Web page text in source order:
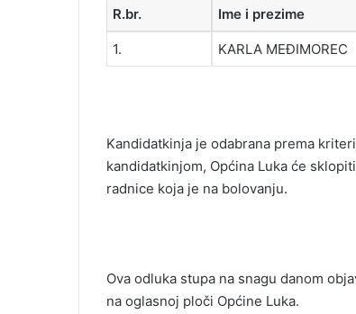
R.br. Ime i prezime
1. KARLA MEĐIMOREC
Kandidatkinja je odabrana prema
kandidatkinjom, Općina Luka će
radnice koja je na bolovanju.
Ova odluka stupa na snagu danom
na oglasnoj ploči Općine Luka.